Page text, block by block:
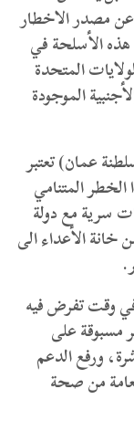
مصدر الاخطار
الأسلحة في
المتحدة
الموجودة
عمان) تعتبر
الخطر المتنامي
سرية مع دولة
خانة الأعداء الى
في وقت تفرض فيه
مسبوقة على
ورفع الدعم
من صحة